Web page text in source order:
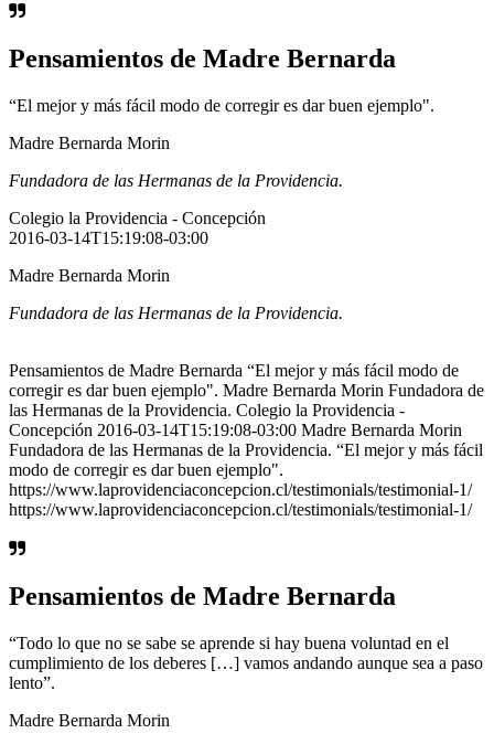
Pensamientos de Madre Bernarda
“El mejor y más fácil modo de corregir es dar buen ejemplo".
Madre Bernarda Morin
Fundadora de las Hermanas de la Providencia.
Colegio la Providencia - Concepción
2016-03-14T15:19:08-03:00
Madre Bernarda Morin
Fundadora de las Hermanas de la Providencia.
Pensamientos de Madre Bernarda “El mejor y más fácil modo de
corregir es dar buen ejemplo". Madre Bernarda Morin Fundadora de
las Hermanas de la Providencia. Colegio la Providencia -
Concepción 2016-03-14T15:19:08-03:00 Madre Bernarda Morin
Fundadora de las Hermanas de la Providencia. “El mejor y más fácil
modo de corregir es dar buen ejemplo".
https://www.laprovidenciaconcepcion.cl/testimonials/testimonial-1/
https://www.laprovidenciaconcepcion.cl/testimonials/testimonial-1/
Pensamientos de Madre Bernarda
“Todo lo que no se sabe se aprende si hay buena voluntad en el
cumplimiento de los deberes […] vamos andando aunque sea a paso
lento”.
Madre Bernarda Morin